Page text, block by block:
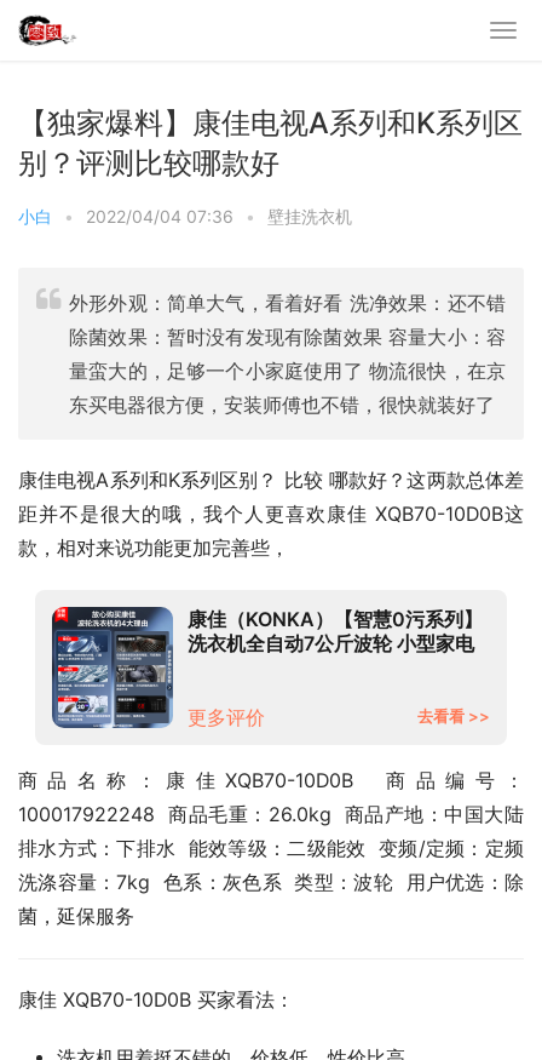
【独家爆料】康佳电视A系列和K系列区
别？评测比较哪款好
小白 • 2022/04/04 07:36 • 壁挂洗衣机
外形外观：简单大气，看着好看 洗净效果：还不错
除菌效果：暂时没有发现有除菌效果 容量大小：容
量蛮大的，足够一个小家庭使用了 物流很快，在京
东买电器很方便，安装师傅也不错，很快就装好了
康佳电视A系列和K系列区别？ 比较 哪款好？这两款总体差
距并不是很大的哦，我个人更喜欢康佳 XQB70-10D0B这
款，相对来说功能更加完善些，
康佳（KONKA）【智慧0污系列】
洗衣机全自动7公斤波轮 小型家电
更多评价
去看看 >>
商品名称：康佳XQB70-10D0B  商品编号：
100017922248  商品毛重：26.0kg  商品产地：中国大陆
排水方式：下排水  能效等级：二级能效  变频/定频：定频
洗涤容量：7kg  色系：灰色系  类型：波轮  用户优选：除
菌，延保服务
康佳 XQB70-10D0B 买家看法：